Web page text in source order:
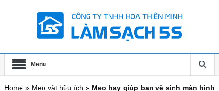
Menu
Home» Mẹo vặt hữu ích » Mẹo hay giúp bạn vệ sinh màn hình